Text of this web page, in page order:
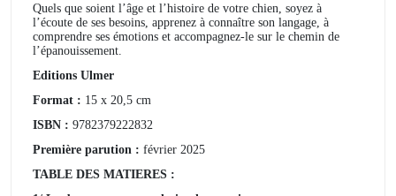
Quels que soient l’âge et l’histoire de votre chien, soyez à
l’écoute de ses besoins, apprenez à connaître son langage, à
comprendre ses émotions et accompagnez-le sur le chemin de
l’épanouissement.
Editions Ulmer
Format : 15 x 20,5 cm
ISBN : 9782379222832
Première parution : février 2025
TABLE DES MATIERES :